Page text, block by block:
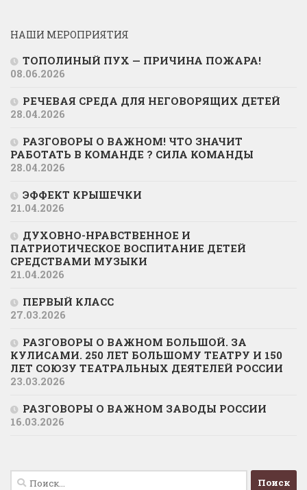
НАШИ МЕРОПРИЯТИЯ
ТОПОЛИНЫЙ ПУХ — ПРИЧИНА ПОЖАРА!
08.06.2026
РЕЧЕВАЯ СРЕДА ДЛЯ НЕГОВОРЯЩИХ ДЕТЕЙ
28.04.2026
РАЗГОВОРЫ О ВАЖНОМ! ЧТО ЗНАЧИТ
РАБОТАТЬ В КОМАНДЕ ? СИЛА КОМАНДЫ
28.04.2026
ЭФФЕКТ КРЫШЕЧКИ
21.04.2026
ДУХОВНО-НРАВСТВЕННОЕ И
ПАТРИОТИЧЕСКОЕ ВОСПИТАНИЕ ДЕТЕЙ
СРЕДСТВАМИ МУЗЫКИ
21.04.2026
ПЕРВЫЙ КЛАСС
27.03.2026
РАЗГОВОРЫ О ВАЖНОМ БОЛЬШОЙ. ЗА
КУЛИСАМИ. 250 ЛЕТ БОЛЬШОМУ ТЕАТРУ И 150
ЛЕТ СОЮЗУ ТЕАТРАЛЬНЫХ ДЕЯТЕЛЕЙ РОССИИ
23.03.2026
РАЗГОВОРЫ О ВАЖНОМ ЗАВОДЫ РОССИИ
16.03.2026
Найти: